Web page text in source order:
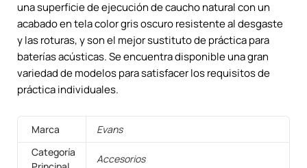
una superficie de ejecución de caucho natural con un
acabado en tela color gris oscuro resistente al desgaste
y las roturas, y son el mejor sustituto de práctica para
baterías acústicas. Se encuentra disponible una gran
variedad de modelos para satisfacer los requisitos de
práctica individuales.
Marca
Evans
Categoría
Accesorios